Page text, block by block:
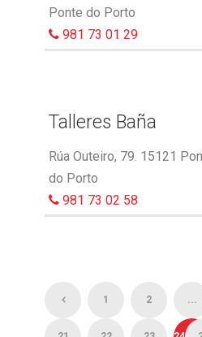
Ponte do Porto
981 73 01 29
Talleres Baña
Rúa Outeiro, 79. 15121
do Porto
981 73 02 58
1 2 ...